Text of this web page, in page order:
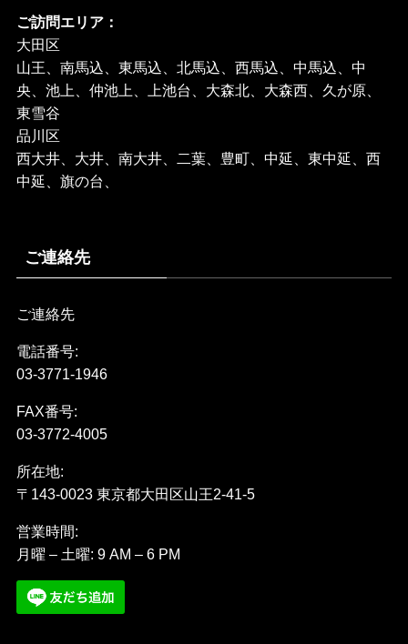
ご訪問エリア：
大田区
山王、南馬込、東馬込、北馬込、西馬込、中馬込、中
央、池上、仲池上、上池台、大森北、大森西、久が原、
東雪谷
品川区
西大井、大井、南大井、二葉、豊町、中延、東中延、西
中延、旗の台、
ご連絡先
ご連絡先
電話番号:
03-3771-1946
FAX番号:
03-3772-4005
所在地:
〒143-0023 東京都大田区山王2-41-5
営業時間:
月曜 – 土曜: 9 AM – 6 PM